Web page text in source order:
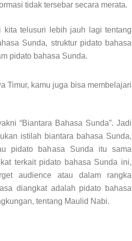
tidak tersebar secara merata.
kita telusuri lebih jauh lagi tentang
Sunda, struktur pidato bahasa
pidato bahasa Sunda.
Timur, kamu juga bisa membelajari
“Biantara Bahasa Sunda”. Jadi
istilah biantara bahasa Sunda,
pidato bahasa Sunda itu sama
terkait pidato bahasa Sunda ini,
audience atau dalam rangka
diangkat adalah pidato bahasa
tentang Maulid Nabi.